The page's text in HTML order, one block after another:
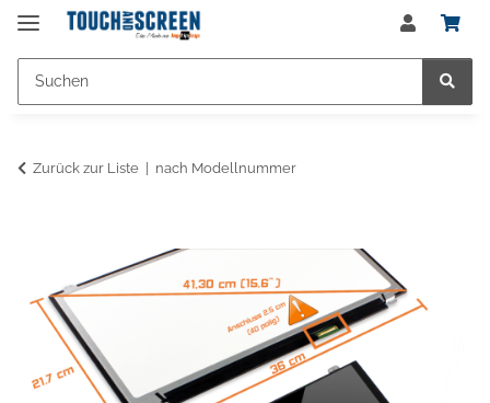
Zurück zur Liste nach Modellnummer